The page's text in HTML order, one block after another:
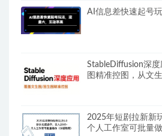
AI信息差快速起号
StableDiffusion深
图精准控图，从文
2025年短剧拉新新
个人工作室可批量做